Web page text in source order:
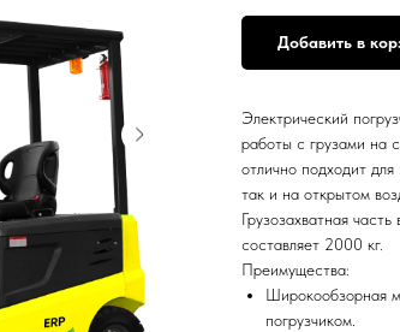
Добавить в
Электрический
работы с грузами на
отлично подходит
так и на открытом
Грузозахватная
составляет 2000 кг.
Преимущества:
Широкообзорная
погрузчиком.